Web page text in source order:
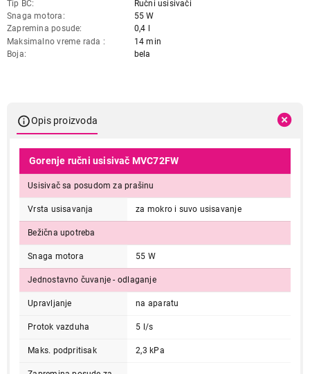
Tip BC
Ručni usisivači
Snaga motora
55 W
Zapremina posude
0,4 l
Maksimalno vreme rada
14 min
Boja
bela
Opis proizvoda
Gorenje ručni usisivač MVC72FW
Usisivač sa posudom za prašinu
Vrsta usisavanja za mokro i suvo usisavanje
Bežična upotreba
Snaga motora 55 W
Jednostavno čuvanje - odlaganje
Upravljanje na aparatu
Protok vazduha 5 l/s
Maks. podpritisak 2,3 kPa